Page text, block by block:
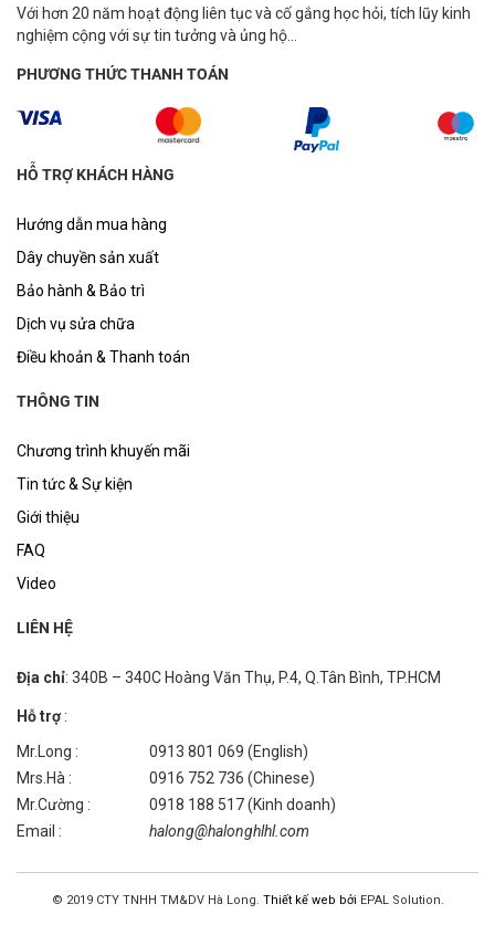
Với hơn 20 năm hoạt động liên tục và cố gắng học hỏi, tích lũy kinh
nghiệm cộng với sự tin tưởng và ủng hộ...
PHƯƠNG THỨC THANH TOÁN
HỖ TRỢ KHÁCH HÀNG
Hướng dẫn mua hàng
Dây chuyền sản xuất
Bảo hành & Bảo trì
Dịch vụ sửa chữa
Điều khoản & Thanh toán
THÔNG TIN
Chương trình khuyến mãi
Tin tức & Sự kiện
Giới thiệu
FAQ
Video
LIÊN HỆ
Địa chỉ: 340B – 340C Hoàng Văn Thụ, P.4, Q.Tân Bình, TP.HCM
Hỗ trợ:
Mr.Long :
0913 801 069 (English)
Mrs.Hà :
0916 752 736 (Chinese)
Mr.Cường :
0918 188 517 (Kinh doanh)
Email :
halong@halonghlhl.com
© 2019 CTY TNHH TM&DV Hà Long. Thiết kế web bởi EPAL Solution.